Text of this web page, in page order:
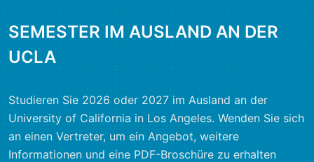
SEMESTER IM AUSLAND AN DER
UCLA
Studieren Sie 2026 oder 2027 im Ausland an der
University of California in Los Angeles. Wenden Sie sich
an einen Vertreter, um ein Angebot, weitere
Informationen und eine PDF-Broschüre zu erhalten